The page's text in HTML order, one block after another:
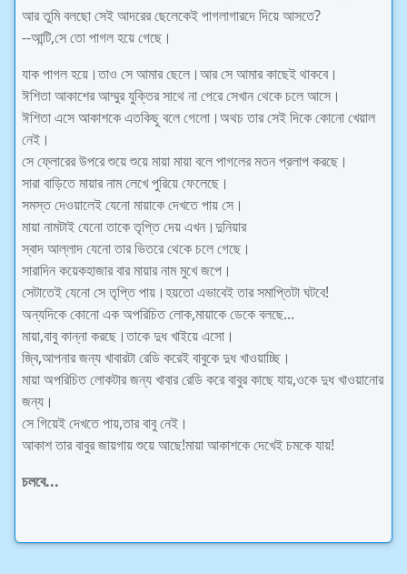
আর তুমি বলছো সেই আদরের ছেলেকেই পাগলাগারদে দিয়ে আসতে?
--আন্টি,সে তো পাগল হয়ে গেছে।
যাক পাগল হয়ে।তাও সে আমার ছেলে।আর সে আমার কাছেই থাকবে।
ঈশিতা আকাশের আম্মুর যুক্তির সাথে না পেরে সেখান থেকে চলে আসে।
ঈশিতা এসে আকাশকে এতকিছু বলে গেলো।অথচ তার সেই দিকে কোনো খেয়াল
নেই।
সে ফ্লোরের উপরে শুয়ে শুয়ে মায়া মায়া বলে পাগলের মতন প্রলাপ করছে।
সারা বাড়িতে মায়ার নাম লেখে পুরিয়ে ফেলেছে।
সমস্ত দেওয়ালেই যেনো মায়াকে দেখতে পায় সে।
মায়া নামটাই যেনো তাকে তৃপ্তি দেয় এখন।দুনিয়ার
স্বাদ আল্লাদ যেনো তার ভিতরে থেকে চলে গেছে।
সারাদিন কয়েকহাজার বার মায়ার নাম মুখে জপে।
সেটাতেই যেনো সে তৃপ্তি পায়।হয়তো এভাবেই তার সমাপ্তিটা ঘটবে!
অন্যদিকে কোনো এক অপরিচিত লোক,মায়াকে ডেকে বলছে...
মায়া,বাবু কান্না করছে।তাকে দুধ খাইয়ে এসো।
জ্বি,আপনার জন্য খাবারটা রেডি করেই বাবুকে দুধ খাওয়াচ্ছি।
মায়া অপরিচিত লোকটার জন্য খাবার রেডি করে বাবুর কাছে যায়,ওকে দুধ খাওয়ানোর
জন্য।
সে গিয়েই দেখতে পায়,তার বাবু নেই।
আকাশ তার বাবুর জায়গায় শুয়ে আছে!মায়া আকাশকে দেখেই চমকে যায়!
চলবে...